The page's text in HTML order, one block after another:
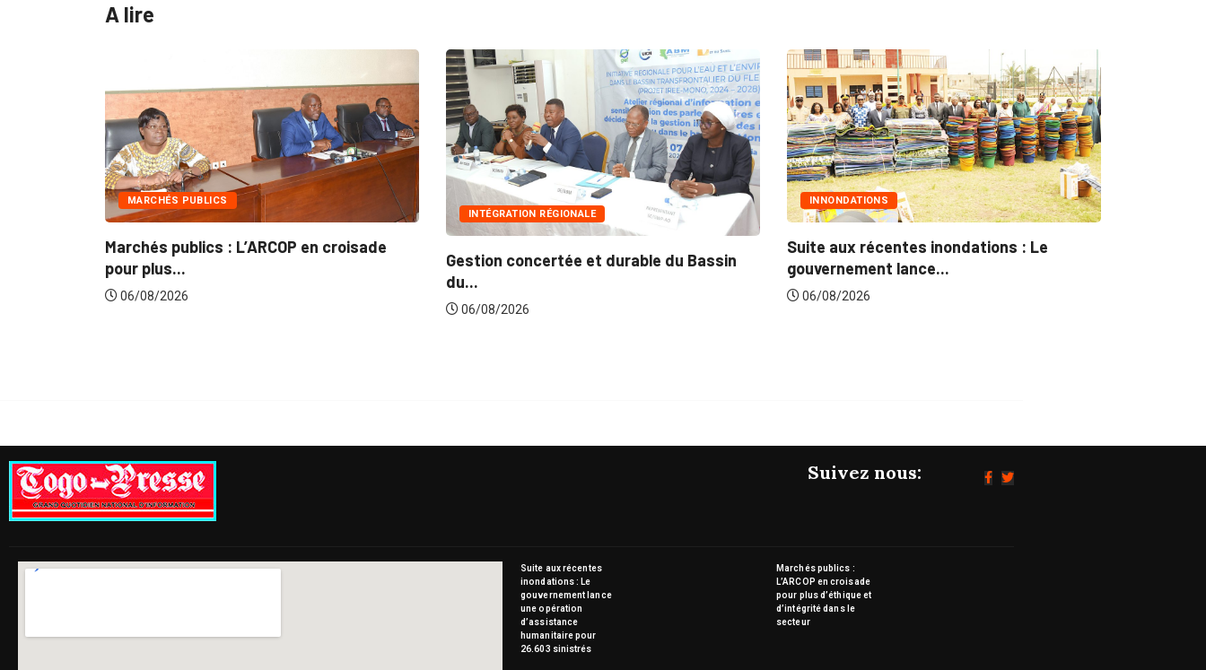
A lire
MARCHÉS PUBLICS
Marchés publics : L’ARCOP en croisade
INTÉGRATION RÉGIONALE
Gestion concertée et durable du Bassin
INNONDATIONS
Suite aux récentes inondations : Le
gouvernement lance...
MARCHÉS PUBLICS
Marchés publics :
Suivez nous:
Suite aux récentes
inondations : Le
gouvernement lance
une opération
d’assistance
humanitaire pour
26.603 sinistrés
Marchés publics :
L’ARCOP en croisade
pour plus d’éthique et
d’intégrité dans le
secteur